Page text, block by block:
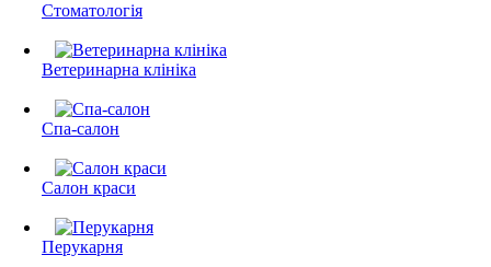
Стоматологія
Ветеринарна клініка
Спа-салон
Салон краси
Перукарня